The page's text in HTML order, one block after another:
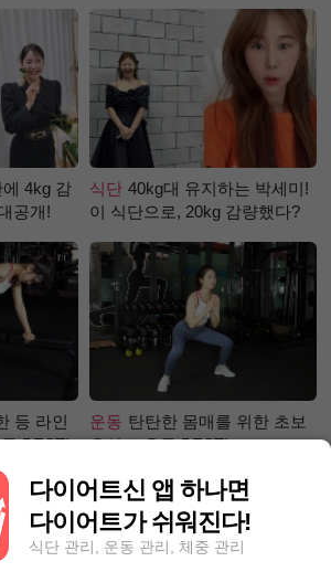
4kg 감
공개!
식단 40kg대 유지하는 박세미!
이 식단으로, 20kg 감량했다?
등 라인
BEST!
운동 탄탄한 몸매를 위한 초보
유산소 운동 BEST!
다이어트신 앱 하나면
다이어트가 쉬워진다!
식단 관리, 운동 관리, 체중 관리